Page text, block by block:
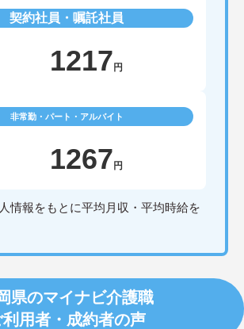
契約社員・嘱託社員
1217 円
非常勤・パート・アルバイト
1267 円
情報をもとに平均月収・平均時給を
県のマイナビ介護職
利用者・成約者の声